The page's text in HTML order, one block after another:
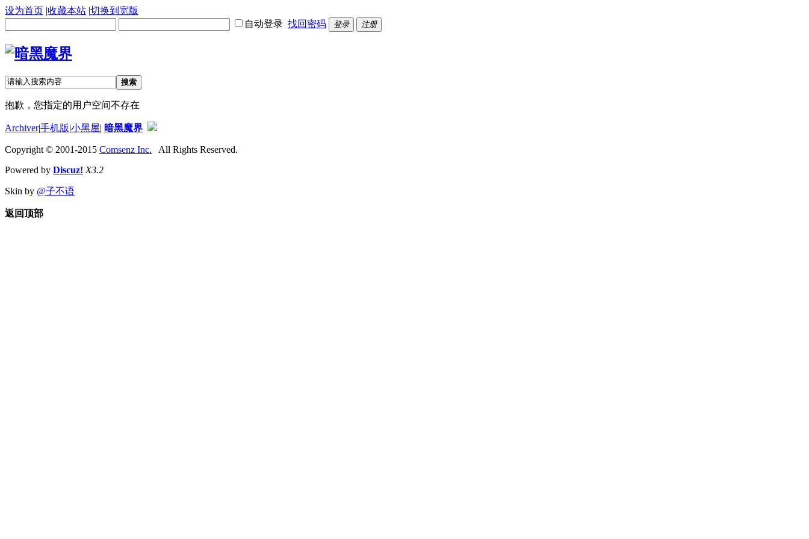
设为首页 |收藏本站 |切换到宽版
自动登录 找回密码 登录 注册
搜索
抱歉，您指定的用户空间不存在
Archiver|手机版|小黑屋| 暗黑魔界
Copyright © 2001-2015 Comsenz Inc. All Rights Reserved.
Powered by Discuz! X3.2
Skin by @子不语
返回顶部